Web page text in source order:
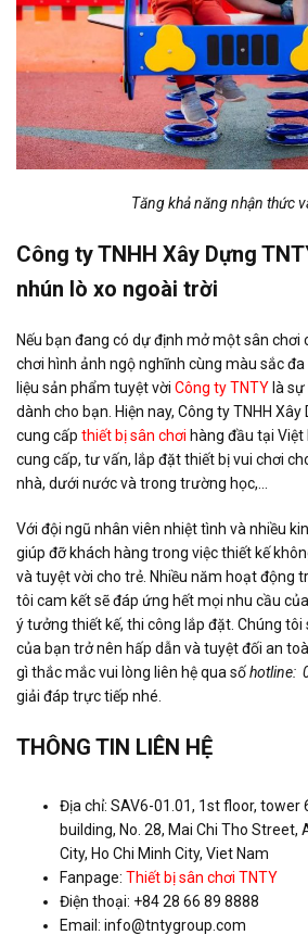
Tăng khả năng nhận thức
Công ty TNHH Xây Dựng
nhún lò xo ngoài trời
Nếu bạn đang có dự định mở một sân chơi
chơi hình ảnh ngộ nghĩnh cùng màu sắc
liệu sản phẩm tuyệt vời Công ty TNTY là
dành cho bạn. Hiện nay, Công ty TNHH
cung cấp thiết bị sân chơi hàng đầu tại
cung cấp, tư vấn, lắp đặt thiết bị vui chơi
nhà, dưới nước và trong trường học,…
Với đội ngũ nhân viên nhiệt tình và nhiều
giúp đỡ khách hàng trong việc thiết kế
và tuyệt vời cho trẻ. Nhiều năm hoạt động
tôi cam kết sẽ đáp ứng hết mọi nhu cầu
ý tưởng thiết kế, thi công lắp đặt. Chúng tôi
của bạn trở nên hấp dẫn và tuyệt đối an
gì thắc mắc vui lòng liên hệ qua sốhotline:
giải đáp trực tiếp nhé.
THÔNG TIN LIÊN HỆ
Địa chỉ: SAV6-01.01, 1st floor, tower
building, No. 28, Mai Chi Tho Street,
City, Ho Chi Minh City, Viet Nam
Fanpage: Thiết bị sân chơi TNTY
Điện thoại: +84 28 66 89 8888
Email: info@tntygroup.com